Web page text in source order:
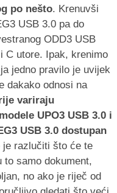
po nešto. Krenuvši
USB 3.0 pa do
ODD3 USB
C utore. Ipak, krenimo
jedno pravilo je uvijek
dakako odnosi na
variraju
UPO3 USB 3.0 i
USB 3.0 dostupan
je razlučiti što će te
to samo dokument,
no ako je riječ od